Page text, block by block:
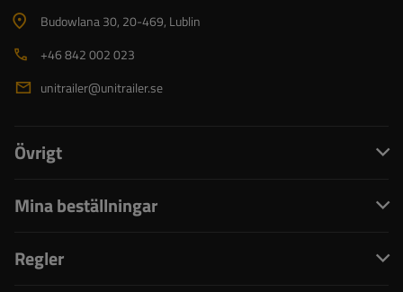
Budowlana 30, 20-469, Lublin
+46 842 002 023
unitrailer@unitrailer.se
Övrigt
Mina beställningar
Regler